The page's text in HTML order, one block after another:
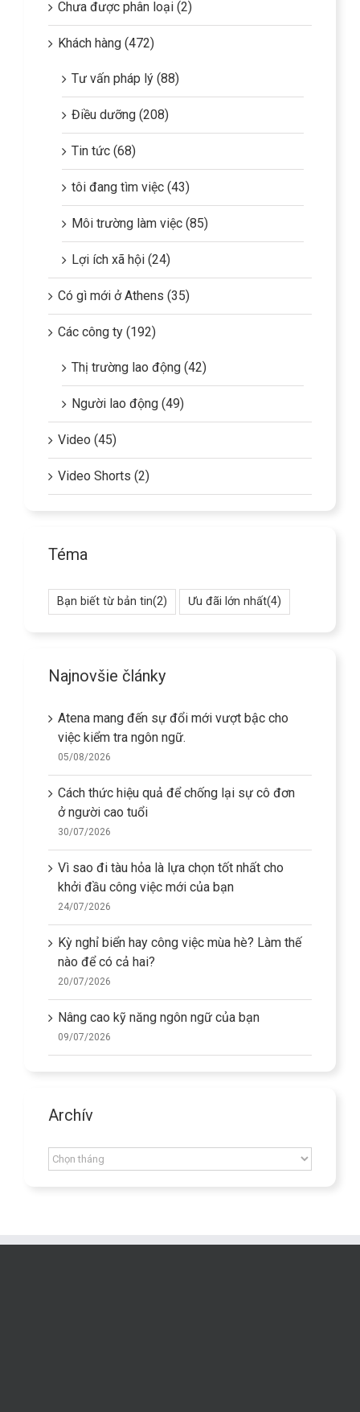
Chưa được phân loại (2)
Khách hàng (472)
Tư vấn pháp lý (88)
Điều dưỡng (208)
Tin tức (68)
tôi đang tìm việc (43)
Môi trường làm việc (85)
Lợi ích xã hội (24)
Có gì mới ở Athens (35)
Các công ty (192)
Thị trường lao động (42)
Người lao động (49)
Video (45)
Video Shorts (2)
Téma
Bạn biết từ bản tin(2) Ưu đãi lớn nhất(4)
Najnovšie články
Atena mang đến sự đổi mới vượt bậc cho
việc kiểm tra ngôn ngữ.
05/08/2026
Cách thức hiệu quả để chống lại sự cô đơn
ở người cao tuổi
30/07/2026
Vì sao đi tàu hỏa là lựa chọn tốt nhất cho
khởi đầu công việc mới của bạn
24/07/2026
Kỳ nghỉ biển hay công việc mùa hè? Làm thế
nào để có cả hai?
20/07/2026
Nâng cao kỹ năng ngôn ngữ của bạn
09/07/2026
Archív
Archív